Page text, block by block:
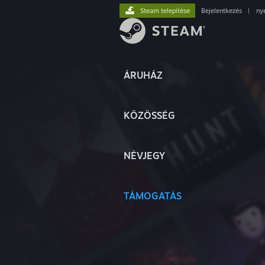
ÁRUHÁZ
KÖZÖSSÉG
NÉVJEGY
TÁMOGATÁS
Steam telepítése Bejelentkezés